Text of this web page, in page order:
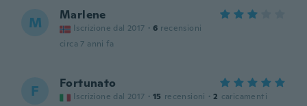
M Marlene
Iscrizione dal 2017 · 6 recensioni
circa 7 anni fa
F Fortunato
Iscrizione dal 2017 · 15 recensioni · 2 caricamenti